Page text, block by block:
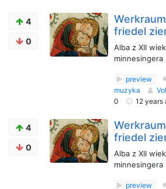
4
0
friedel
Alba z XII
minnesingera
preview
muzyka
0
12 years
4
0
friedel
Alba z XII
minnesingera
preview